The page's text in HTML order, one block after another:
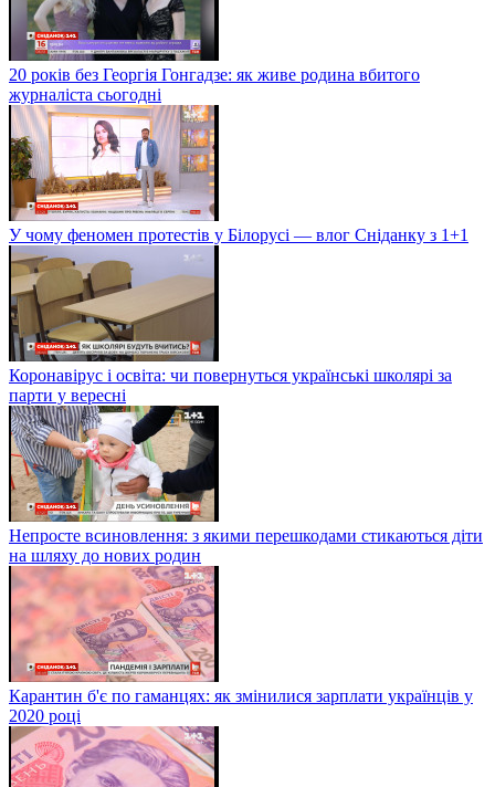
20 років без Георгія Гонгадзе: як живе родина вбитого
журналіста сьогодні
У чому феномен протестів у Білорусі — влог Сніданку з 1+1
Коронавірус і освіта: чи повернуться українські школярі за
парти у вересні
Непросте всиновлення: з якими перешкодами стикаються діти
на шляху до нових родин
Карантин б'є по гаманцях: як змінилися зарплати українців у
2020 році